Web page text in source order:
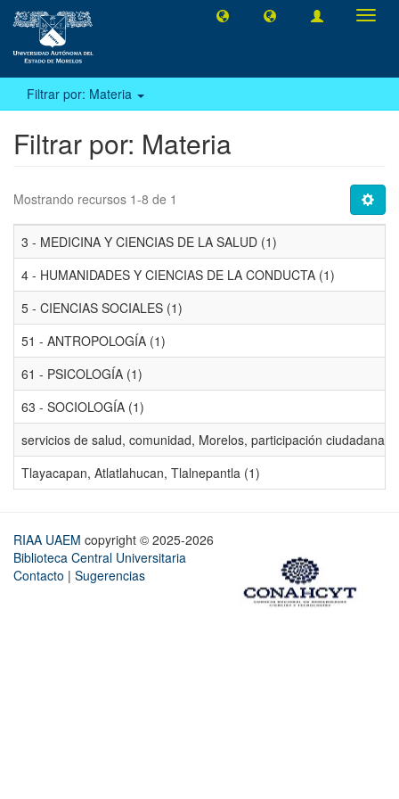
Filtrar por: Materia
Filtrar por: Materia
Mostrando recursos 1-8 de 1
3 - MEDICINA Y CIENCIAS DE LA SALUD (1)
4 - HUMANIDADES Y CIENCIAS DE LA CONDUCTA (1)
5 - CIENCIAS SOCIALES (1)
51 - ANTROPOLOGÍA (1)
61 - PSICOLOGÍA (1)
63 - SOCIOLOGÍA (1)
servicios de salud, comunidad, Morelos, participación
Tlayacapan, Atlatlahucan, Tlalnepantla (1)
RIAA UAEM copyright © 2025-2026
Biblioteca Central Universitaria
Contacto | Sugerencias